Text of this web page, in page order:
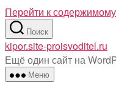
Перейти к содержимому
Поиск
kipor.site-proisvoditel.ru
Ещё один сайт на
Меню